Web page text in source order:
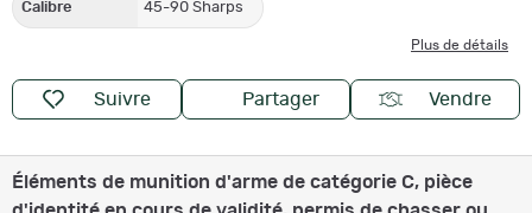
Calibre 45-90 Sharps
Plus de détails
Suivre Partager Vendre
Éléments de munition d'arme de catégorie C, pièce